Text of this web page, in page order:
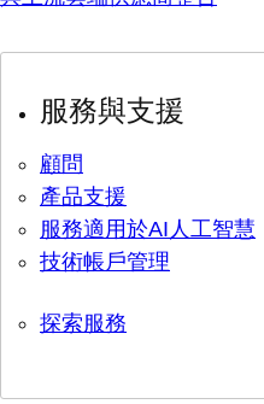
服務與支援
顧問
產品支援
服務適用於AI人工智慧
技術帳戶管理
探索服務